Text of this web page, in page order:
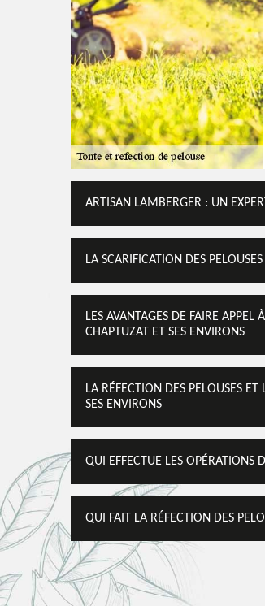
ARTISAN LAMBERGER : UN
LA SCARIFICATION DES
LES AVANTAGES DE FAIRE
CHAPTUZAT ET SES ENVIRONS
LA RÉFECTION DES PELOUSES
SES ENVIRONS
QUI EFFECTUE LES OPÉRATIONS
QUI FAIT LA RÉFECTION DES